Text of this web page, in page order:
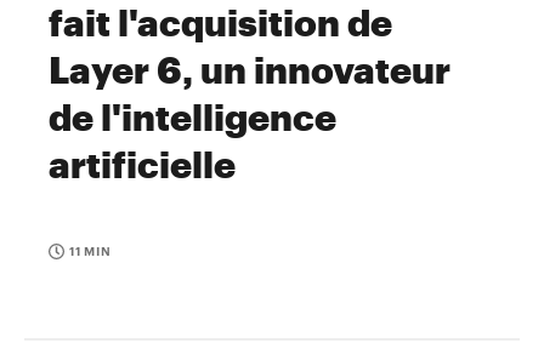
fait l'acquisition de
Layer 6, un innovateur
de l'intelligence
artificielle
11 MIN